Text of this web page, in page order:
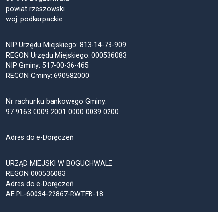
powiat rzeszowski
woj. podkarpackie
NIP Urzędu Miejskiego: 813-14-73-909
REGON Urzędu Miejskiego: 000536083
NIP Gminy: 517-00-36-465
REGON Gminy: 690582000
Nr rachunku bankowego Gminy:
97 9163 0009 2001 0000 0039 0200
Adres do e-Doręczeń
URZĄD MIEJSKI W BOGUCHWALE
REGON 000536083
Adres do e-Doręczeń
AE:PL-60034-22867-RWTFB-18